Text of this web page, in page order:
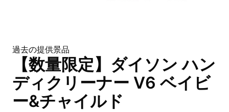
過去の提供景品
【数量限定】ダイソン ハン
ディクリーナー V6 ベイビ
ー&チャイルド